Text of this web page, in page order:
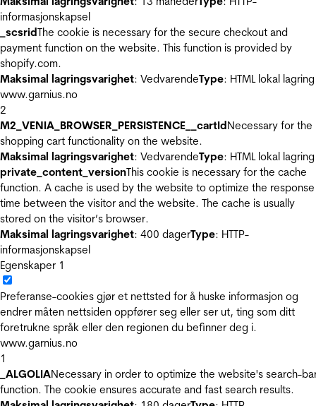
informasjonskapsel
_scsridThe cookie is necessary for the secure checkout and
payment function on the website. This function is provided by
shopify.com.
Maksimal lagringsvarighet: VedvarendeType: HTML lokal lagring
www.garnius.no
2
M2_VENIA_BROWSER_PERSISTENCE__cartIdNecessary for the
shopping cart functionality on the website.
Maksimal lagringsvarighet: VedvarendeType: HTML lokal lagring
private_content_versionThis cookie is necessary for the cache
function. A cache is used by the website to optimize the response
time between the visitor and the website. The cache is usually
stored on the visitor’s browser.
Maksimal lagringsvarighet: 400 dagerType: HTTP-
informasjonskapsel
Egenskaper 1
Preferanse-cookies gjør et nettsted for å huske informasjon og
endrer måten nettsiden oppfører seg eller ser ut, ting som ditt
foretrukne språk eller den regionen du befinner deg i.
www.garnius.no
1
_ALGOLIANecessary in order to optimize the website's search-
function. The cookie ensures accurate and fast search results.